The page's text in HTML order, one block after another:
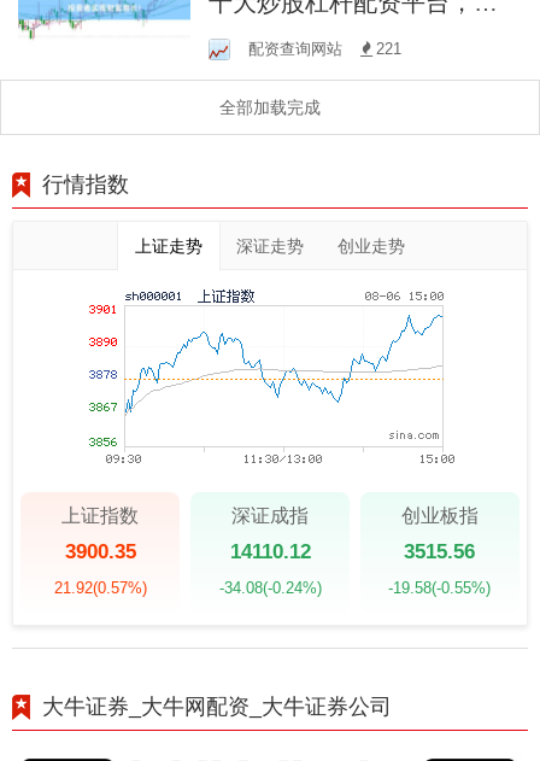
力投资者实现财富增长！
配资查询网站 221
全部加载完成
行情指数
上证走势 深证走势 创业走势
上证指数
3900.35
21.92(0.57%)
深证成指
14110.12
-34.08(-0.24%)
创业板指
3515.56
-19.58(-0.55%)
大牛证券_大牛网配资_大牛证券公司